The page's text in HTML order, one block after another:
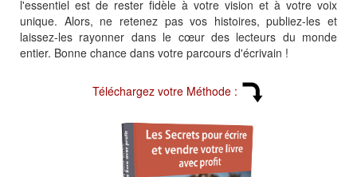
l'essentiel est de rester fidèle à votre vision et à votre voix
unique. Alors, ne retenez pas vos histoires, publiez-les et
laissez-les rayonner dans le cœur des lecteurs du monde
entier. Bonne chance dans votre parcours d'écrivain !
Téléchargez votre Méthode :